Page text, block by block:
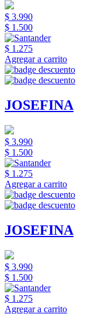
$ 3.990
$ 1.500
$ 1.275
Agregar a carrito
JOSEFINA
$ 3.990
$ 1.500
$ 1.275
Agregar a carrito
JOSEFINA
$ 3.990
$ 1.500
$ 1.275
Agregar a carrito